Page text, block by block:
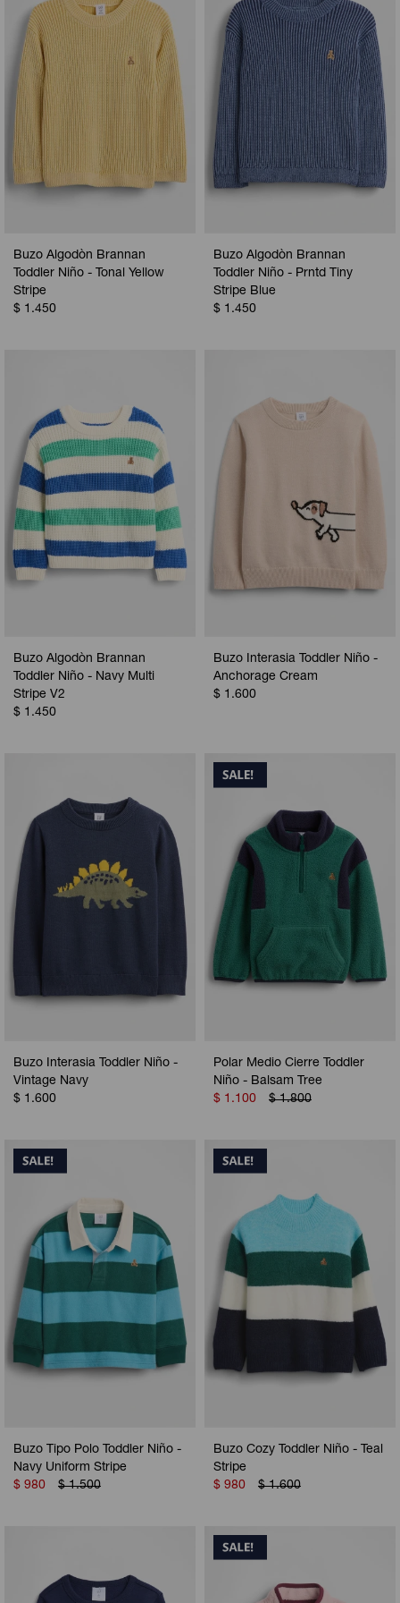
Buzo Algodòn Brannan
Toddler Niño - Tonal Yellow
Stripe
$ 1.450
Buzo Algodòn Brannan
Toddler Niño - Prntd Tiny
Stripe Blue
$ 1.450
Buzo Algodòn Brannan
Toddler Niño - Navy Multi
Stripe V2
$ 1.450
Buzo Interasia Toddler Niño -
Anchorage Cream
$ 1.600
Buzo Interasia Toddler Niño -
Vintage Navy
$ 1.600
Polar Medio Cierre Toddler
Niño - Balsam Tree
$ 1.100 $ 1.800
Buzo Tipo Polo Toddler Niño -
Navy Uniform Stripe
$ 980 $ 1.500
Buzo Cozy Toddler Niño - Teal
Stripe
$ 980 $ 1.600
Camperas
Musculosas
Shorts
Vestidos y polleras
Calzas
Camperas
Chalecos
Shorts
Ropa interior
Camperas
Chalecos
Ropa interior
Pijamas
Camperas
Pijamas
Sets
Sets